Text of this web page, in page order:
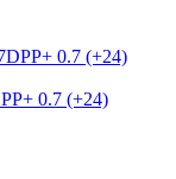
0.7 (+24)